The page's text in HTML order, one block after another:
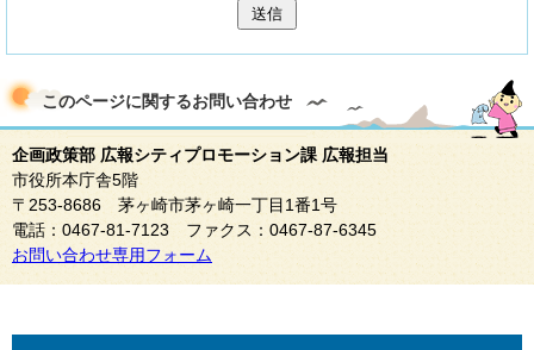
送信
このページに関するお問い合わせ
企画政策部 広報シティプロモーション課 広報担当
市役所本庁舎5階
〒253-8686 茅ヶ崎市茅ヶ崎一丁目1番1号
電話：0467-81-7123 ファクス：0467-87-6345
お問い合わせ専用フォーム